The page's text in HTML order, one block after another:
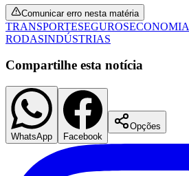
Fluminense
Comunicar erro nesta matéria
TRANSPORTESEGUROSECONOMIA
RODASINDÚSTRIAS
Compartilhe esta notícia
WhatsApp Facebook
Opções